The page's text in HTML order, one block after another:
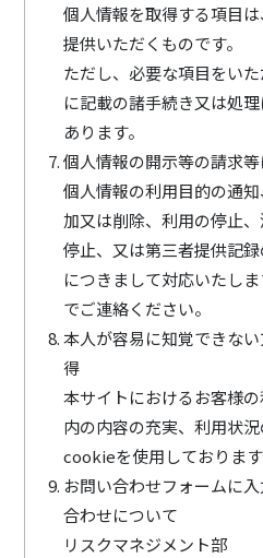
個人情報を取得する項目
提供いただくものです。
ただし、必要な項目をい
に記載の諸手続き又は処
あります。
個人情報の開示等の請求
個人情報の利用目的の通
加又は削除、利用の停止
停止、又は第三者提供記
につきまして対応いたし
でご連絡ください。
本人が容易に知覚できな
得
本サイトにおけるお客様
内の内容の充実、利用状
cookieを使用しております
お問い合わせフォームに
合わせについて
リスクマネジメント部